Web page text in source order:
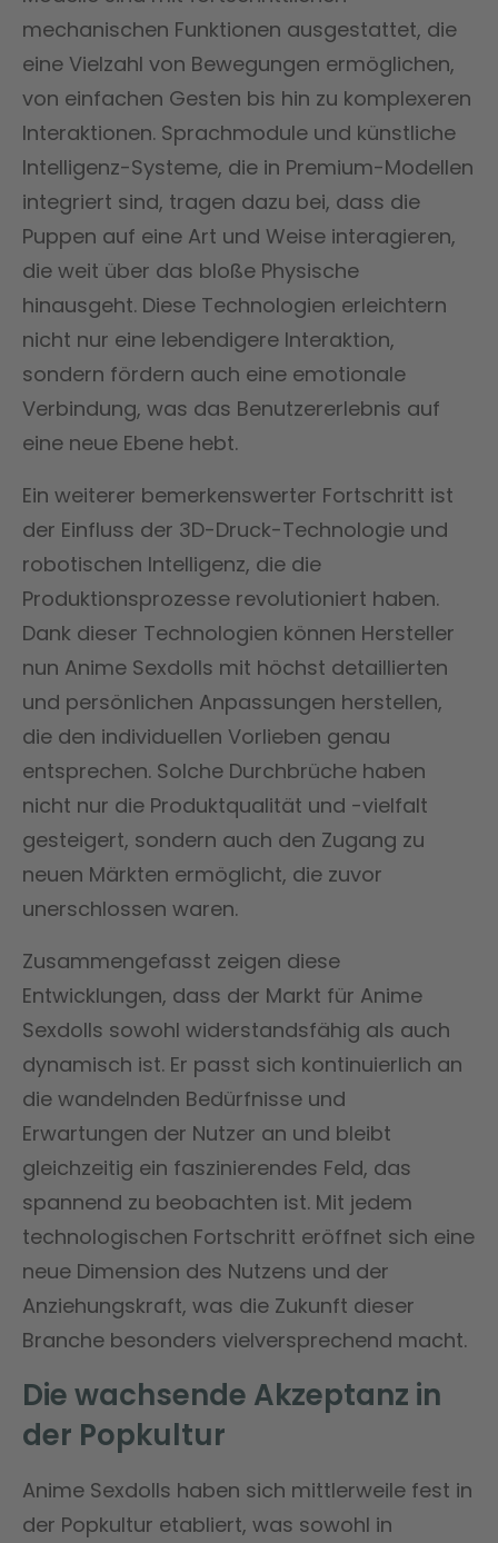
mechanischen Funktionen ausgestattet, die
eine Vielzahl von Bewegungen ermöglichen,
von einfachen Gesten bis hin zu komplexeren
Interaktionen. Sprachmodule und künstliche
Intelligenz-Systeme, die in Premium-Modellen
integriert sind, tragen dazu bei, dass die
Puppen auf eine Art und Weise interagieren,
die weit über das bloße Physische
hinausgeht. Diese Technologien erleichtern
nicht nur eine lebendigere Interaktion,
sondern fördern auch eine emotionale
Verbindung, was das Benutzererlebnis auf
eine neue Ebene hebt.
Ein weiterer bemerkenswerter Fortschritt ist
der Einfluss der 3D-Druck-Technologie und
robotischen Intelligenz, die die
Produktionsprozesse revolutioniert haben.
Dank dieser Technologien können Hersteller
nun Anime Sexdolls mit höchst detaillierten
und persönlichen Anpassungen herstellen,
die den individuellen Vorlieben genau
entsprechen. Solche Durchbrüche haben
nicht nur die Produktqualität und -vielfalt
gesteigert, sondern auch den Zugang zu
neuen Märkten ermöglicht, die zuvor
unerschlossen waren.
Zusammengefasst zeigen diese
Entwicklungen, dass der Markt für Anime
Sexdolls sowohl widerstandsfähig als auch
dynamisch ist. Er passt sich kontinuierlich an
die wandelnden Bedürfnisse und
Erwartungen der Nutzer an und bleibt
gleichzeitig ein faszinierendes Feld, das
spannend zu beobachten ist. Mit jedem
technologischen Fortschritt eröffnet sich eine
neue Dimension des Nutzens und der
Anziehungskraft, was die Zukunft dieser
Branche besonders vielversprechend macht.
Die wachsende Akzeptanz in
der Popkultur
Anime Sexdolls haben sich mittlerweile fest in
der Popkultur etabliert, was sowohl in